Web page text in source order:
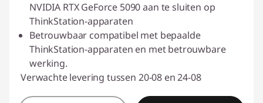
NVIDIA RTX GeForce 5090 aan te sluiten op
ThinkStation-apparaten
Betrouwbaar compatibel met bepaalde
ThinkStation-apparaten en met betrouwbare
werking.
Verwachte levering tussen 20-08 en 24-08